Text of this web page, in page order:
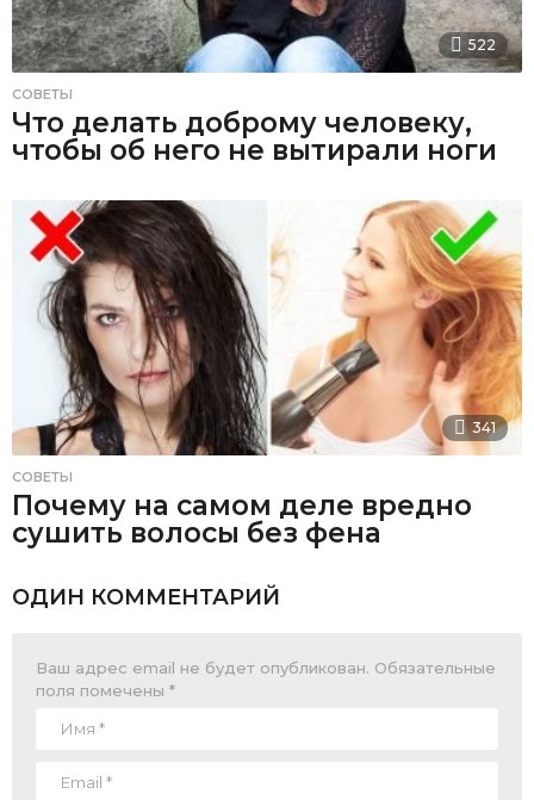
522
СОВЕТЫ
Что делать доброму человеку,
чтобы об него не вытирали ноги
341
СОВЕТЫ
Почему на самом деле вредно
сушить волосы без фена
ОДИН КОММЕНТАРИЙ
Ваш адрес email не будет опубликован. Обязательные
поля помечены *